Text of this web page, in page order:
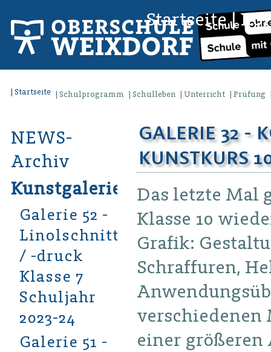
Startseite|
Startseite Schulprogramm Schulleben Unterricht Prüfung
GALERIE 32 -
KUNSTKURS
Das letzte Mal
Klasse 10
Grafik:
Schraffuren,
verschiedenen
einer größeren
NEWS-
Archiv
Kunstgalerien
Galerie 52 -
Linolschnitt
/ -druck
Klasse 7
Schuljahr
2023-24
Galerie 51 -